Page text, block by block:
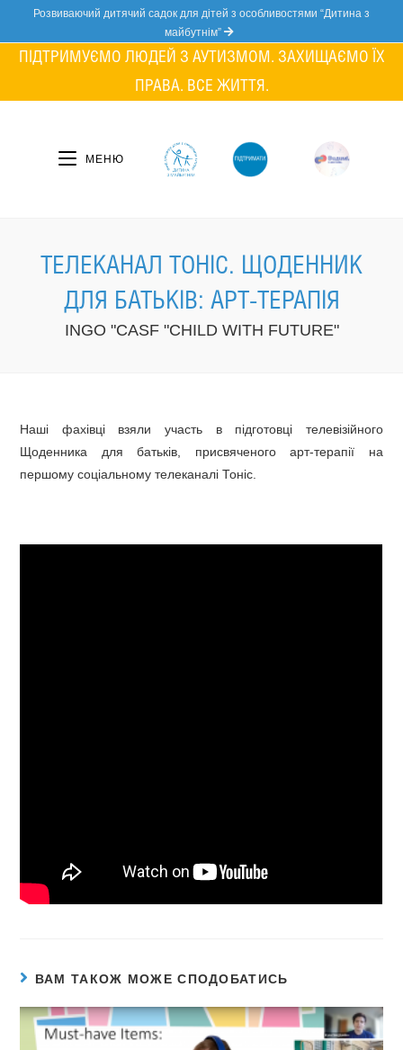
content
Розвиваючий дитячий садок для дітей з особливостями “Дитина з
майбутнім”
ПІДТРИМУЄМО ЛЮДЕЙ З АУТИЗМОМ. ЗАХИЩАЄМО ЇХ
ПРАВА. ВСЕ ЖИТТЯ.
МЕНЮ
ТЕЛЕКАНАЛ ТОНІС. ЩОДЕННИК
ДЛЯ БАТЬКІВ: АРТ-ТЕРАПІЯ
INGO "CASF "CHILD WITH FUTURE"
Наші фахівці взяли участь в підготовці телевізійного
Щоденника для батьків, присвяченого арт-терапії на
першому соціальному телеканалі Тоніс.
ВАМ ТАКОЖ МОЖЕ СПОДОБАТИСЬ